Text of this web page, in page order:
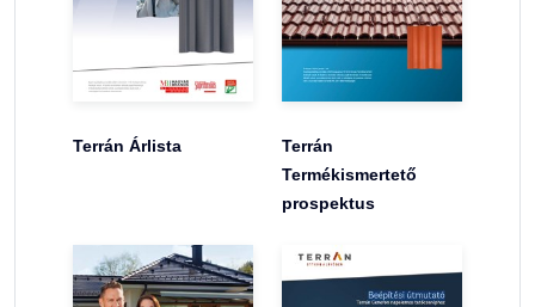
Terrán Árlista
Terrán
Termékismertető
prospektus